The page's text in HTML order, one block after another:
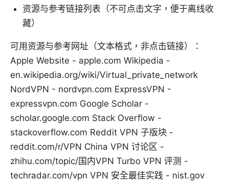
资源与参考链接列表（不可点击文字，便于离线收
藏）
可用资源与参考网址（文本格式，非点击链接）：
Apple Website - apple.com Wikipedia -
en.wikipedia.org/wiki/Virtual_private_network
NordVPN - nordvpn.com ExpressVPN -
expressvpn.com Google Scholar -
scholar.google.com Stack Overflow -
stackoverflow.com Reddit VPN 子版块 -
reddit.com/r/VPN China VPN 讨论区 -
zhihu.com/topic/国内VPN Turbo VPN 评测 -
techradar.com/vpn VPN 安全最佳实践 - nist.gov